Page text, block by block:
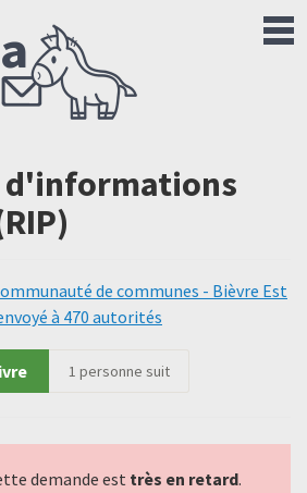
d'informations
de communes - Bièvre Est
à 470 autorités
1 personne suit
demande est très en retard.